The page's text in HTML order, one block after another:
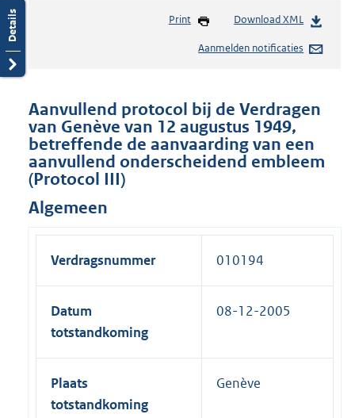
Print Download XML
Aanmelden notificaties
Aanvullend protocol bij de Verdragen
van Genève van 12 augustus 1949,
betreffende de aanvaarding van een
aanvullend onderscheidend embleem
(Protocol III)
Algemeen
Verdragsnummer 010194
Datum
totstandkoming
08-12-2005
Plaats
totstandkoming
Genève